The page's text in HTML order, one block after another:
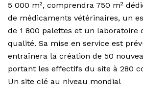
5 000 m², comprendra 750 m²
de médicaments vétérinaires, un
de 1 800 palettes et un laboratoire
qualité. Sa mise en service est
entraînera la création de 50
portant les effectifs du site à 280
Un site clé au niveau mondial